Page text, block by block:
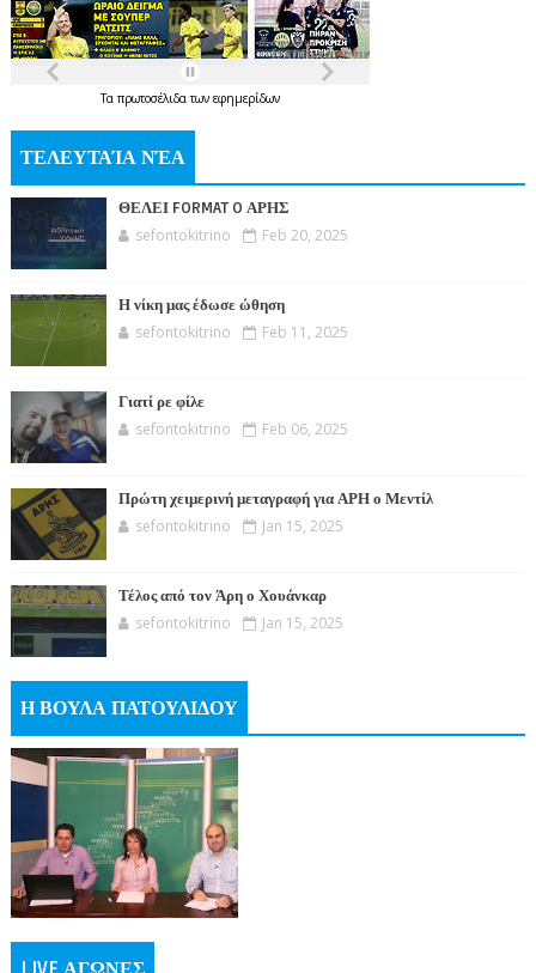
Τα πρωτοσέλιδατων εφημερίδων
ΤΕΛΕΥΤΑΊΑ ΝΈΑ
ΘΕΛΕΙ FORMAT O ΑΡΗΣ
sefontokitrino Feb 20, 2025
Η νίκη μας έδωσε ώθηση
sefontokitrino Feb 11, 2025
Γιατί ρε φίλε
sefontokitrino Feb 06, 2025
Πρώτη χειμερινή μεταγραφή για ΑΡΗ ο Μεντίλ
sefontokitrino Jan 15, 2025
Τέλος από τον Άρη ο Χουάνκαρ
sefontokitrino Jan 15, 2025
Η ΒΟΥΛΑ ΠΑΤΟΥΛΙΔΟΥ